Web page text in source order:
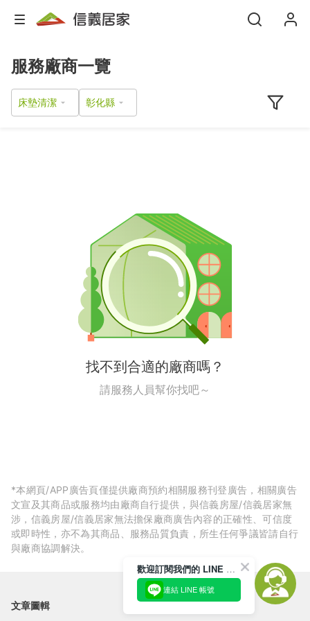
服務廠商一覽
床墊清潔
找不到合適的廠商嗎？
請服務人員幫你找吧～
*本網頁/APP廣告頁僅提供廠商預約相關服務刊登廣告，相關廣告
文宣及其商品或服務均由廠商自行提供，與信義房屋/信義居家無
涉，信義房屋/信義居家無法擔保廠商廣告內容的正確性、可信度
或即時性，亦不為其商品、服務品質負責，所生任何爭議皆請自行
與廠商協調解決。
文章圖輯
歡迎訂閱我們的 LINE 官方帳號
連結 LINE 帳號